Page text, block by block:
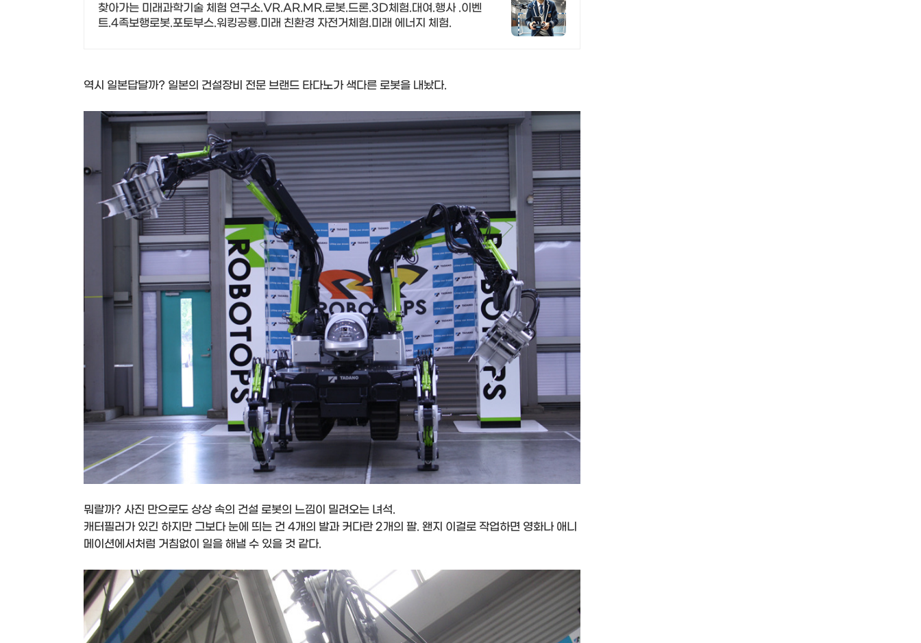
찾아가는 미래과학기술 체험 연구소.VR.AR.MR.로봇.드론.3D체험.대여.행사 .이벤
트.4족보행로봇.포토부스.워킹공룡.미래 친환경 자전거체험.미래 에너지 체험.
역시 일본답달까? 일본의 건설장비 전문 브랜드 타다노가 색다른 로봇을 내놨다.
뭐랄까? 사진 만으로도 상상 속의 건설 로봇의 느낌이 밀려오는 녀석.
캐터필러가 있긴 하지만 그보다 눈에 띄는 건 4개의 발과 커다란 2개의 팔. 왠지 이걸로 작업하면 영화나 애니
메이션에서처럼 거침없이 일을 해낼 수 있을 것 같다.